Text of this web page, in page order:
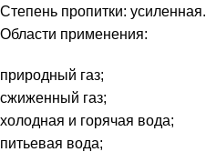
Степень пропитки: усиленная.
Области применения:
природный газ;
сжиженный газ;
холодная и горячая вода;
питьевая вода;